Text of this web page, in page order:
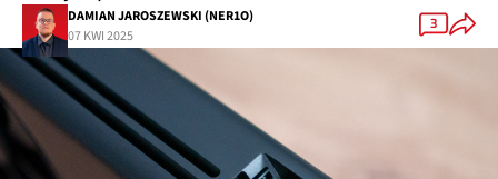
DAMIAN JAROSZEWSKI (NER1O)
07 KWI 2025
3